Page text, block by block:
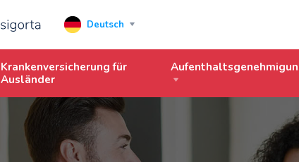
Deutsch
Krankenversicherung für
Ausländer